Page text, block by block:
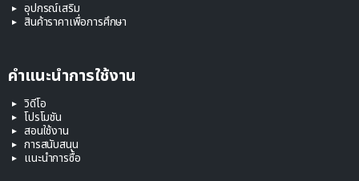
อุปกรณ์เสริม
สินค้าราคาเพื่อการศึกษา
คำแนะนำการใช้งาน
วิดีโอ
โปรโมชัน
สอนใช้งาน
การสนับสนุน
แนะนำการซื้อ